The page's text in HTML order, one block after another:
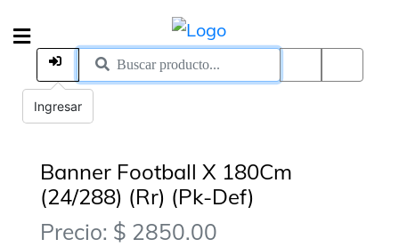
Banner Football X 180Cm
(24/288) (Rr) (Pk-Def)
Precio: $ 2850.00
Ingresar